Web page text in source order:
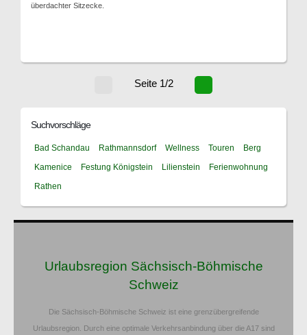
überdachter Sitzecke.
Seite 1/2
Suchvorschläge
Bad Schandau Rathmannsdorf Wellness Touren
Berg
Kamenice
Festung Königstein Lilienstein
Ferienwohnung
Rathen
Urlaubsregion Sächsisch-Böhmische
Schweiz
Die Sächsisch-Böhmische Schweiz ist eine grenzübergreifende
Urlaubsregion. Durch eine optimale Verkehrsanbindung über die A17 sind